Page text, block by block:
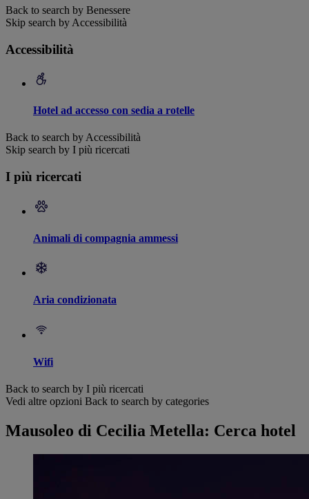
Back to search by Benessere
Skip search by Accessibilità
Accessibilità
Hotel ad accesso con sedia a rotelle
Back to search by Accessibilità
Skip search by I più ricercati
I più ricercati
Animali di compagnia ammessi
Aria condizionata
Wifi
Back to search by I più ricercati
Vedi altre opzioni Back to search by categories
Mausoleo di Cecilia Metella: Cerca hotel